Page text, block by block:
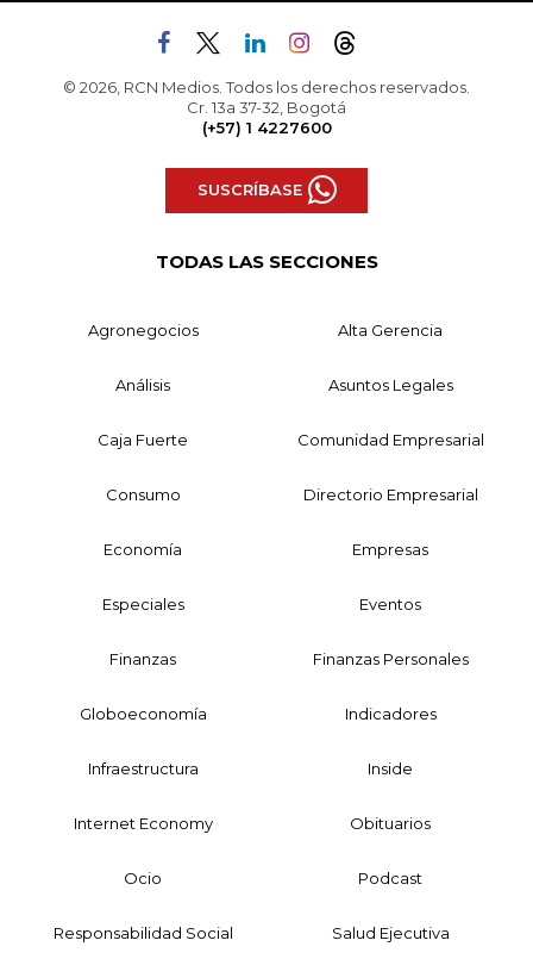
© 2026, RCN Medios. Todos los derechos reservados.
Cr. 13a 37-32, Bogotá
(+57) 1 4227600
SUSCRÍBASE
TODAS LAS SECCIONES
Agronegocios Alta Gerencia
Análisis Asuntos Legales
Caja Fuerte Comunidad Empresarial
Consumo Directorio Empresarial
Economía Empresas
Especiales Eventos
Finanzas Finanzas Personales
Globoeconomía Indicadores
Infraestructura Inside
Internet Economy Obituarios
Ocio Podcast
Responsabilidad Social Salud Ejecutiva